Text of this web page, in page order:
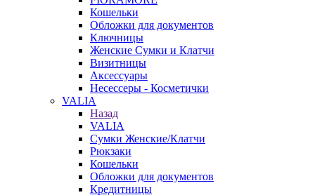
Кошельки
Обложки для документов
Ключницы
Женские Сумки и Клатчи
Визитницы
Аксессуары
Несессеры - Косметички
VALIA
Назад
VALIA
Сумки Женские/Клатчи
Рюкзаки
Кошельки
Обложки для документов
Кредитницы